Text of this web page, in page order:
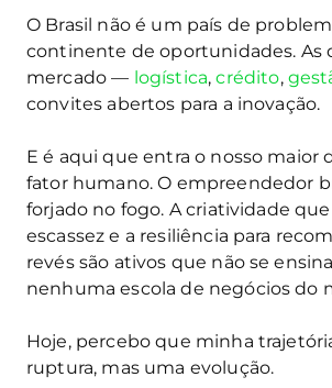
O Brasil não é um país de
continente de oportunidades. As
mercado — logística,crédito,
convites abertos para a inovação.
E é aqui que entra o nosso maior
fator humano. O empreendedor
forjado no fogo. A criatividade
escassez e a resiliência para
revés são ativos que não se
nenhuma escola de negócios do
Hoje, percebo que minha
ruptura, mas uma evolução.